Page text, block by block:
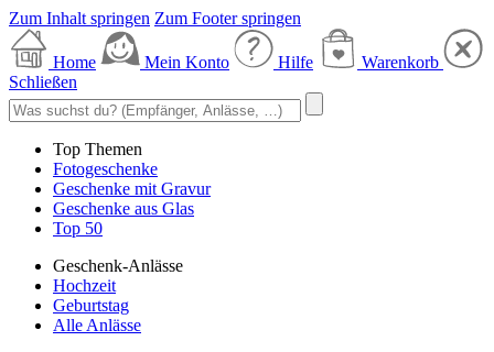
Zum Inhalt springen Zum Footer springen
Home Mein Konto Hilfe
Warenkorb
Schließen
Top Themen
Fotogeschenke
Geschenke mit Gravur
Geschenke aus Glas
Top 50
Geschenk-Anlässe
Hochzeit
Geburtstag
Alle Anlässe